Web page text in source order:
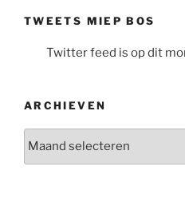
TWEETS MIEP BOS
Twitter feed is op dit
ARCHIEVEN